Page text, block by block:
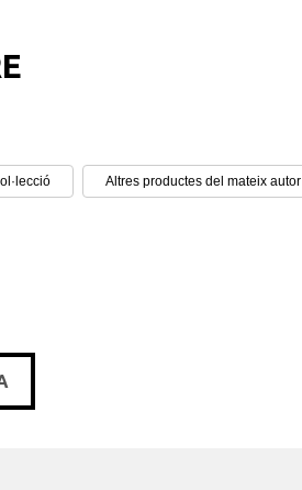
Altres productes del mateix autor